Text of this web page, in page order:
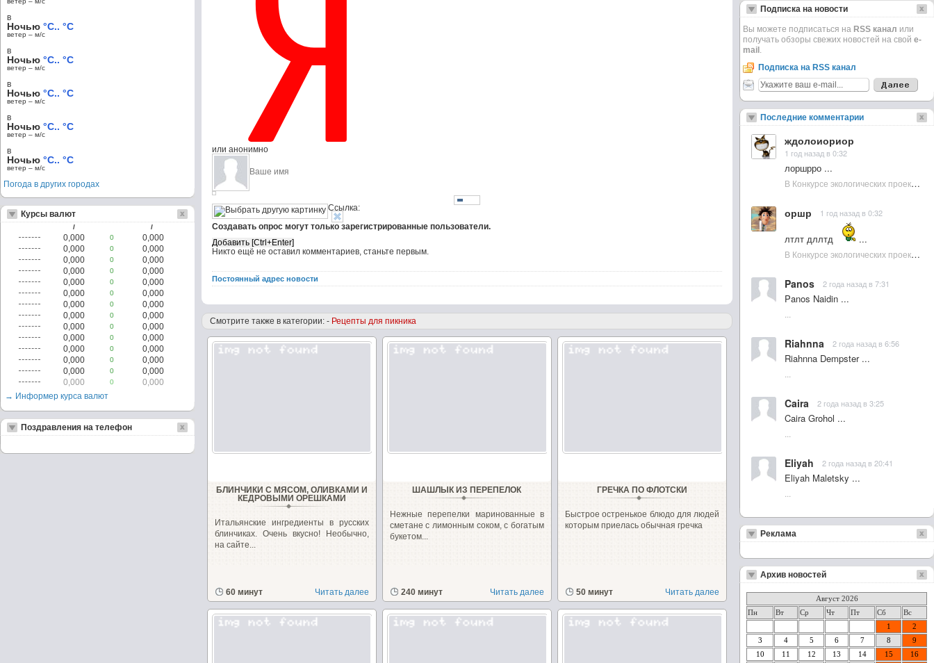
или анонимно
Ссылка:
Создавать опрос могут только зарегистрированные пользователи.
Никто ещё не оставил комментариев, станьте первым.
Постоянный адрес новости
Смотрите также в категории: - Рецепты для пикника
БЛИНЧИКИ С МЯСОМ, ОЛИВКАМИ И
КЕДРОВЫМИ ОРЕШКАМИ
Итальянские ингредиенты в русских
блинчиках. Очень вкусно! Необычно,
на сайте...
60 минут Читать далее
ШАШЛЫК ИЗ ПЕРЕПЕЛОК
Нежные перепелки маринованные в
сметане с лимонным соком, с богатым
букетом...
240 минут Читать далее
ГРЕЧКА ПО ФЛОТСКИ
Быстрое остренькое блюдо для людей
которым приелась обычная гречка
50 минут Читать далее
в
Ночью °C.. °C
ветер – м/c
в
Ночью °C.. °C
ветер – м/c
в
Ночью °C.. °C
ветер – м/c
в
Ночью °C.. °C
ветер – м/c
в
Ночью °C.. °C
ветер – м/c
Погода в других городах
Курсы валют
/ /
0,000 0
0,000
0,000
0
0,000
0,000
0
0,000
0,000
0
0,000
0,000
0
0,000
0,000
0
0,000
0,000
0
0,000
0,000
0
0,000
0,000
0
0,000
0,000
0
0,000
0,000
0
0,000
0,000
0
0,000
0,000
0
0,000
0,000
0
0,000
→ Информер курса валют
Поздравления на телефон
Подписка на новости
Вы можете подписаться на RSS канал или
получать обзоры свежих новостей на свой e-
mail .
Подписка на RSS канал
Последние комментарии
ждолоиориор
1 год назад в 0:32
лоршрро ...
В Конкурсе экологических проектов в Подмосковье активно участвовала молодежь :: NewsRbk.ru...
оршр 1 год назад в 0:32
лтлт дллтд
...
В Конкурсе экологических проектов в Подмосковье активно участвовала молодежь :: NewsRbk.ru...
Panos 2 года назад в 7:31
Panos Naidin ...
Riahnna 2 года назад в 6:56
Riahnna Dempster ...
Caira 2 года назад в 3:25
Caira Grohol ...
Eliyah 2 года назад в 20:41
Eliyah Maletsky ...
Реклама
Архив новостей
Август 2026
Пн
Вт Ср Чт Пт Сб
Вс
1
2
3
4 5 6 7 8
9
10
11 12 13 14 15
16